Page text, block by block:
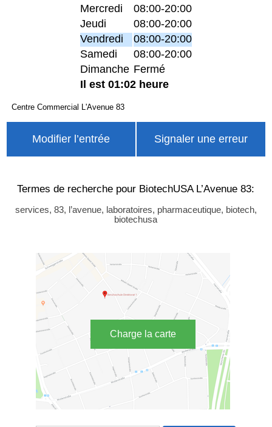
Mercredi
08:00-20:00
Jeudi
08:00-20:00
Vendredi
08:00-20:00
Samedi
08:00-20:00
Dimanche Fermé
Il est 01:02 heure
Centre Commercial L'Avenue 83
Modifier l’entrée Signaler une erreur
Termes de recherche pour BiotechUSA L’Avenue 83:
services, 83, l’avenue, laboratoires, pharmaceutique, biotech,
biotechusa
Charge la carte